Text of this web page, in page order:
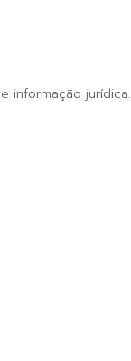
informação jurídica.